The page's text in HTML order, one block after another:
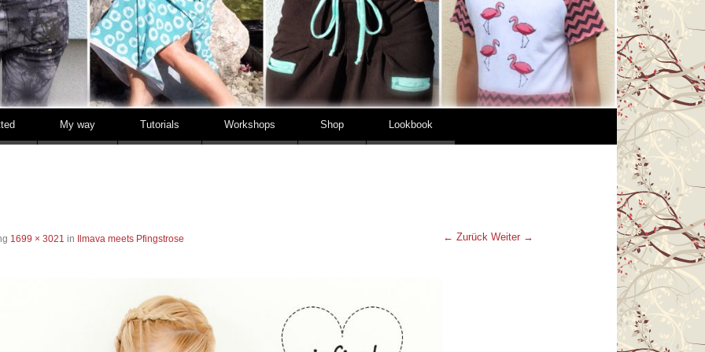
My way Tutorials Workshops Shop Lookbook
1699 × 3021 in Ilmava meets Pfingstrose ← Zurück Weiter →